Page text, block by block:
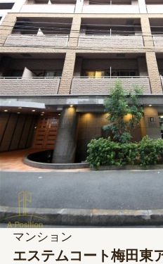
マンション
エステムコート梅田東